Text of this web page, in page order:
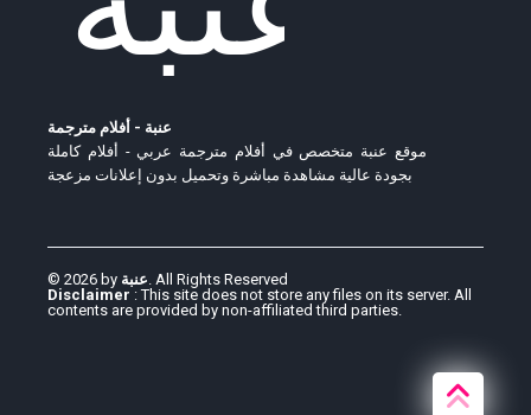
عنبة - أفلام مترجمة
موقع عنبة متخصص في أفلام مترجمة عربي - أفلام كاملة
بجودة عالية مشاهدة مباشرة وتحميل بدون إعلانات مزعجة
© 2026 by عنبة. All Rights Reserved
Disclaimer : This site does not store any files on its server. All
contents are provided by non-affiliated third parties.